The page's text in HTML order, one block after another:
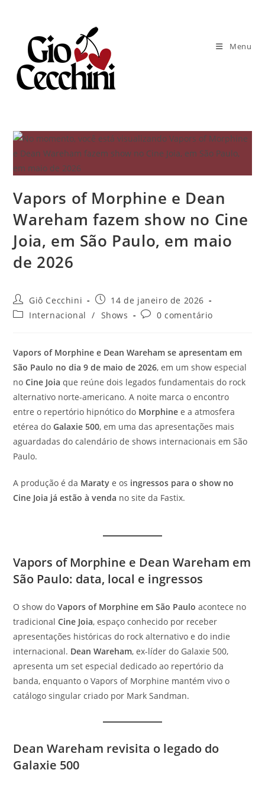
conteúdo
Menu
Vapors of Morphine e Dean
Wareham fazem show no Cine
Joia, em São Paulo, em maio
de 2026
Autor
do
post:
Giô Cecchini
Post
publicado:
14 de janeiro de 2026
Categoria
Internacional / Shows
Comentários
0 comentário
Vapors of Morphine e Dean Wareham se apresentam em
São Paulo no dia 9 de maio de 2026, em um show especial
noCine Joia que reúne dois legados fundamentais do rock
alternativo norte-americano. A noite marca o encontro
entre o repertório hipnótico do Morphine e a atmosfera
etérea doGalaxie 500, em uma das apresentações mais
aguardadas do calendário de shows internacionais em São
Paulo.
A produção é da Maraty e os ingressos para o show no
Cine Joia já estão à venda no site da Fastix.
Vapors of Morphine e Dean Wareham em
São Paulo: data, local e ingressos
O show doVapors of Morphine em São Paulo acontece no
tradicionalCine Joia, espaço conhecido por receber
apresentações históricas do rock alternativo e do indie
internacional. Dean Wareham, ex-líder do Galaxie 500,
apresenta um set especial dedicado ao repertório da
banda, enquanto o Vapors of Morphine mantém vivo o
catálogo singular criado por Mark Sandman.
Dean Wareham revisita o legado do
Galaxie 500